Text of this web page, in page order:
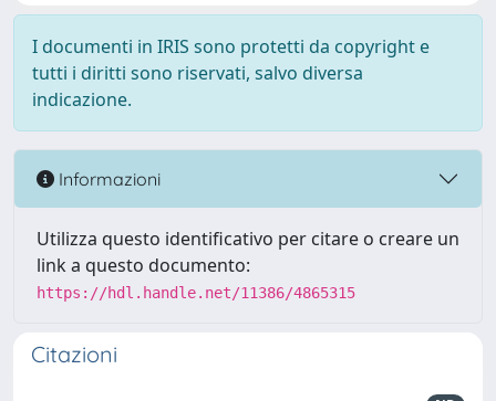
I documenti in IRIS sono protetti da copyright e
tutti i diritti sono riservati, salvo diversa
indicazione.
Informazioni
Utilizza questo identificativo per citare o creare un
link a questo documento:
https://hdl.handle.net/11386/4865315
Citazioni